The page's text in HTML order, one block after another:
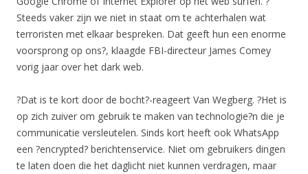
Steeds vaker zijn we niet in staat om te achterhalen wat
terroristen met elkaar bespreken. Dat geeft hun een enorme
voorsprong op ons?, klaagde FBI-directeur James Comey
vorig jaar over het dark web.
?Dat is te kort door de bocht?-reageert Van Wegberg. ?Het is
op zich zuiver om gebruik te maken van technologie?n die je
communicatie versleutelen. Sinds kort heeft ook WhatsApp
een ?encrypted? berichtenservice. Niet om gebruikers dingen
te laten doen die het daglicht niet kunnen verdragen, maar